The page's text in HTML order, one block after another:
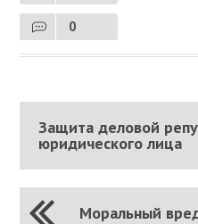
0
Защита деловой
юридического лица
Моральный